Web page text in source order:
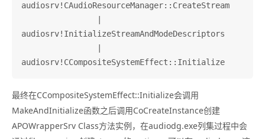
audiosrv!CAudioResourceManager::CreateStream
audiosrv!InitializeStreamAndModeDescriptors
最终在CCompositeSystemEffect::Initialize会调用
MakeAndInitialize函数之后调用CoCreateInstance创建
APOWrapperSrv Class方法实例，在audiodg.exe列集过程中会